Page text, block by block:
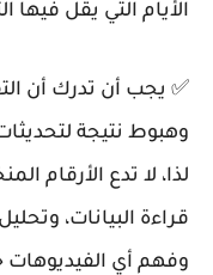
الأيام التي يقل فيها
✅ يجب أن تدرك أن
وهبوط نتيجة
لذا، لا تدع
وفهم أي